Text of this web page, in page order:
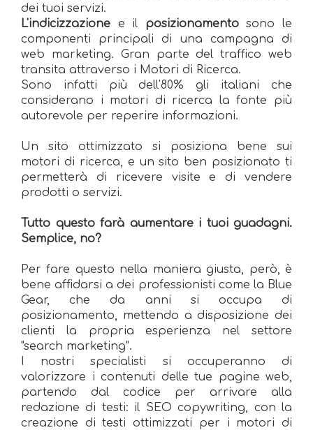
dei tuoi servizi.
L'indicizzazione e il posizionamentosono le
componenti principali di una campagna di
web marketing. Gran parte del traffico web
transita attraverso i Motori di Ricerca.
Sono infatti più dell'80% gli italiani che
considerano i motori di ricerca la fonte più
autorevole per reperire informazioni.
Un sito ottimizzato si posiziona bene sui
motori di ricerca, e un sito ben posizionato ti
permetterà di ricevere visite e di vendere
prodotti o servizi.
Tutto questo farà aumentare i tuoi guadagni.
Semplice, no?
Per fare questo nella maniera giusta, però, è
bene affidarsi a dei professionisti come la Blue
Gear, che da anni si occupa di
posizionamento, mettendo a disposizione dei
clienti la propria esperienza nel settore
"search marketing".
I nostri specialisti si occuperanno di
valorizzare i contenuti delle tue pagine web,
partendo dal codice per arrivare alla
redazione di testi: il SEO copywriting, con la
creazione di testi ottimizzati per i motori di